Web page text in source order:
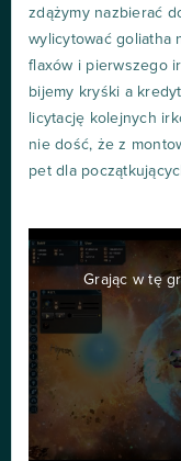
zdążymy nazbierać
wylicytować goliatha
flaxów i pierwszego
bijemy kryśki a
licytację kolejnych
nie dość, że z
pet dla
Grając w tę